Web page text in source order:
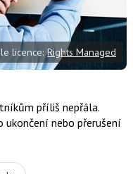
c
e
o
k
t
licence:Rights Managed
příliš nepřála.
nebo přerušení